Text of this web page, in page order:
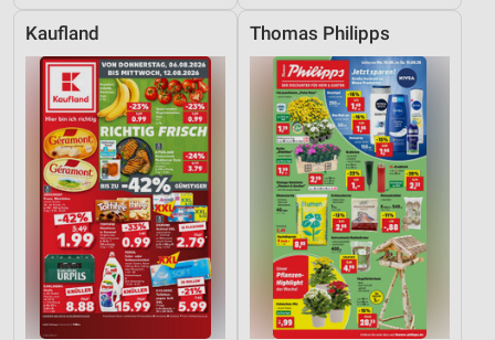
Kaufland Thomas Philipps